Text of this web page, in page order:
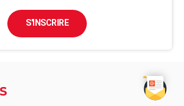
S'INSCRIRE